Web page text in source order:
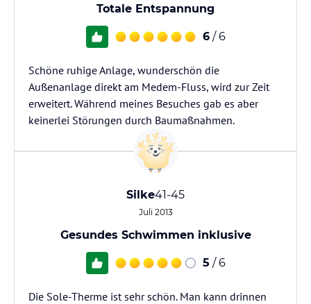
Totale Entspannung
6 / 6
Schöne ruhige Anlage, wunderschön die
Außenanlage direkt am Medem-Fluss, wird zur Zeit
erweitert. Während meines Besuches gab es aber
keinerlei Störungen durch Baumaßnahmen.
Silke41-45
Juli 2013
Gesundes Schwimmen inklusive
5 / 6
Die Sole-Therme ist sehr schön. Man kann drinnen